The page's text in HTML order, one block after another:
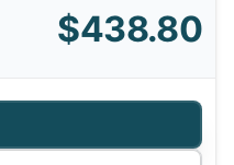
$438.80